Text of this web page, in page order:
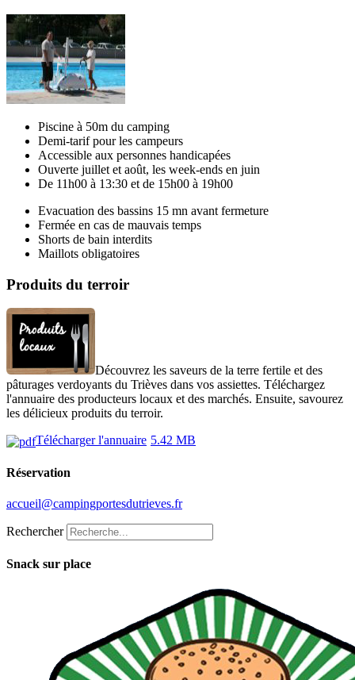
Piscine à 50m du camping
Demi-tarif pour les campeurs
Accessible aux personnes handicapées
Ouverte juillet et août, les week-ends en juin
De 11h00 à 13:30 et de 15h00 à 19h00
Evacuation des bassins 15 mn avant fermeture
Fermée en cas de mauvais temps
Shorts de bain interdits
Maillots obligatoires
Produits du terroir
Découvrez les saveurs de la terre fertile et des
pâturages verdoyants du Trièves dans vos assiettes. Téléchargez
l'annuaire des producteurs locaux et des marchés. Ensuite, savourez
les délicieux produits du terroir.
Télécharger l'annuaire 5.42 MB
Réservation
accueil@campingportesdutrieves.fr
Rechercher
Snack sur place